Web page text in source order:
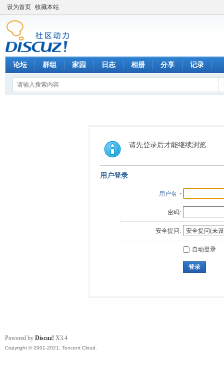
设为首页 收藏本站
论坛 群组 家园 日志 相册 分享 记录
请先登录后才能继续浏览
用户登录
用户名
密码:
安全提问:
自动登录
登录
Powered by Discuz! X3.4
Copyright © 2001-2021, Tencent Cloud.